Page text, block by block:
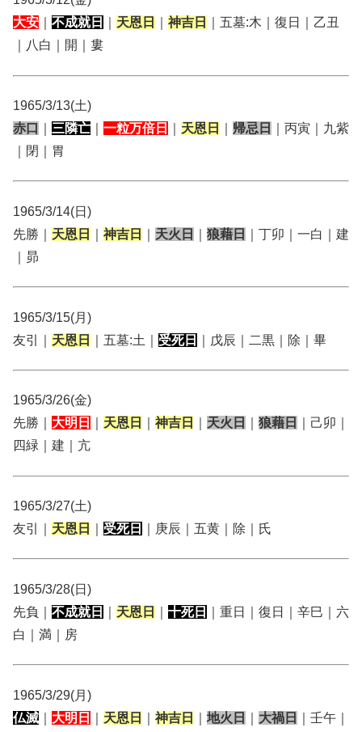
大安
不成就日 天恩日 神吉日
｜五墓:木｜復日｜乙丑
｜八白｜開｜婁
1965/3/13(土)
赤口
三隣亡 一粒万倍日 天恩日 帰忌日
｜丙寅｜九紫
｜閉｜胃
1965/3/14(日)
先勝｜ 天恩日 神吉日 天火日 狼藉日
｜丁卯｜一白｜建
｜昴
1965/3/15(月)
友引｜ 天恩日 ｜五墓:土｜ 受死日 ｜戊辰｜二黒｜除｜畢
1965/3/26(金)
先勝｜ 大明日 天恩日 神吉日 天火日 狼藉日
｜己卯｜
四緑｜建｜亢
1965/3/27(土)
友引｜ 天恩日 受死日 ｜庚辰｜五黄｜除｜氏
1965/3/28(日)
先負｜ 不成就日 天恩日 十死日
｜重日｜復日｜辛巳｜六
白｜満｜房
1965/3/29(月)
仏滅
大明日 天恩日 神吉日 地火日 大禍日
｜壬午｜